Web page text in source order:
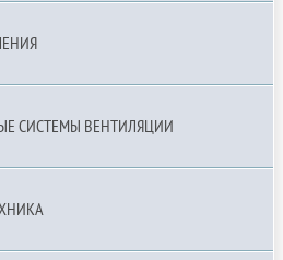
СИСТЕМЫ ВЕНТИЛЯЦИИ